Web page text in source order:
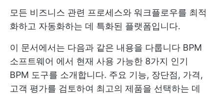
모든 비즈니스 관련 프로세스와 워크플로우를 최적
화하고 자동화하는 데 특화된 플랫폼입니다.
이 문서에서는 다음과 같은 내용을 다룹니다 BPM
소프트웨어 에서 현재 사용 가능한 8가지 인기
BPM 도구를 소개합니다. 주요 기능, 장단점, 가격,
고객 평가를 검토하여 최고의 제품을 선택하는 데